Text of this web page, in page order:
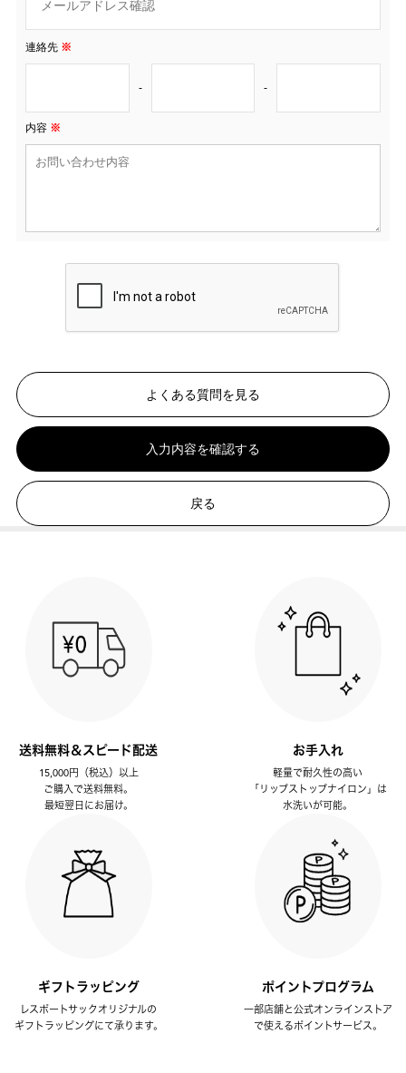
連絡先 ※
- -
内容 ※
よくある質問を見る
入力内容を確認する
戻る
送料無料＆スピード配送
15,000円（税込）以上
ご購入で送料無料。
最短翌日にお届け。
お手入れ
軽量で耐久性の高い
「リップストップナイロン」は
水洗いが可能。
ギフトラッピング
レスポートサックオリジナルの
ギフトラッピングにて承ります。
ポイントプログラム
一部店舗と公式オンラインストア
で使えるポイントサービス。